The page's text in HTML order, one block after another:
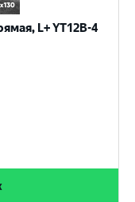
L+ YT12B-4